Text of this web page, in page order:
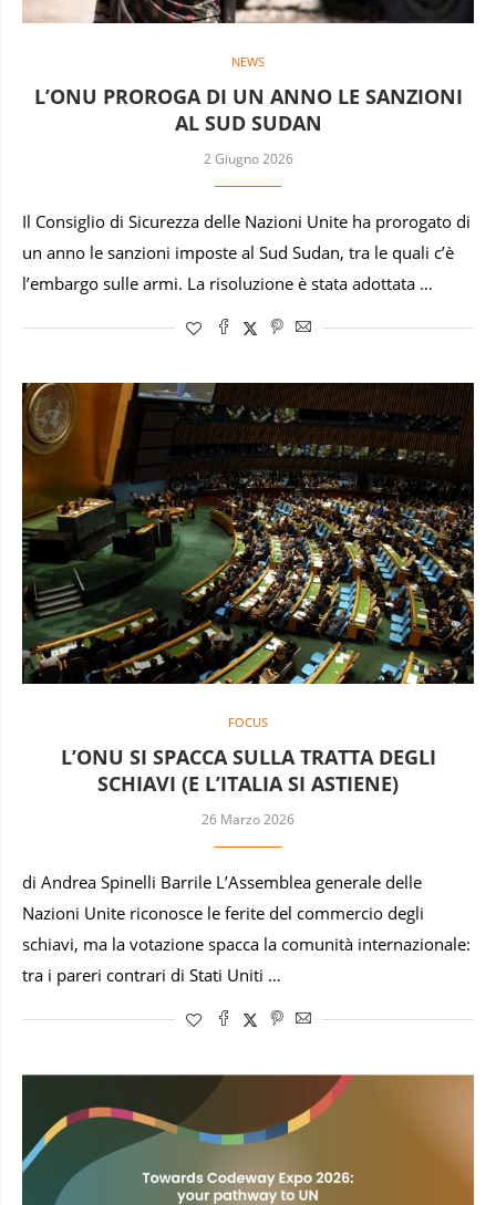
NEWS
L’ONU PROROGA DI UN ANNO LE SANZIONI
AL SUD SUDAN
2 Giugno 2026
Il Consiglio di Sicurezza delle Nazioni Unite ha prorogato di
un anno le sanzioni imposte al Sud Sudan, tra le quali c’è
l’embargo sulle armi. La risoluzione è stata adottata …
FOCUS
L’ONU SI SPACCA SULLA TRATTA DEGLI
SCHIAVI (E L’ITALIA SI ASTIENE)
26 Marzo 2026
di Andrea Spinelli Barrile L’Assemblea generale delle
Nazioni Unite riconosce le ferite del commercio degli
schiavi, ma la votazione spacca la comunità internazionale:
tra i pareri contrari di Stati Uniti …